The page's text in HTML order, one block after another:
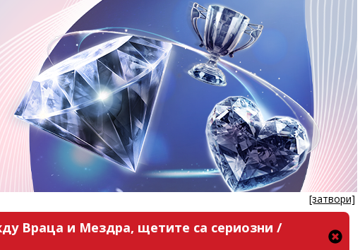
[затвори]
Враца и Мездра, щетите са сериозни /